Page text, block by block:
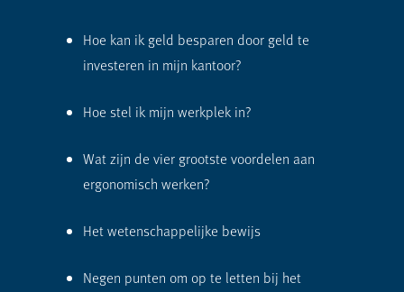
Hoe kan ik geld besparen door geld te
investeren in mijn kantoor?
Hoe stel ik mijn werkplek in?
Wat zijn de vier grootste voordelen aan
ergonomisch werken?
Het wetenschappelijke bewijs
Negen punten om op te letten bij het